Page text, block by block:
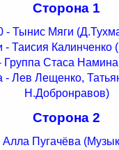
Сторона 1
Тынис Мяги
- Таисия
Группа Стаса
- Лев Лещенко,
Н.Добронравов)
Сторона 2
Алла Пугачёва